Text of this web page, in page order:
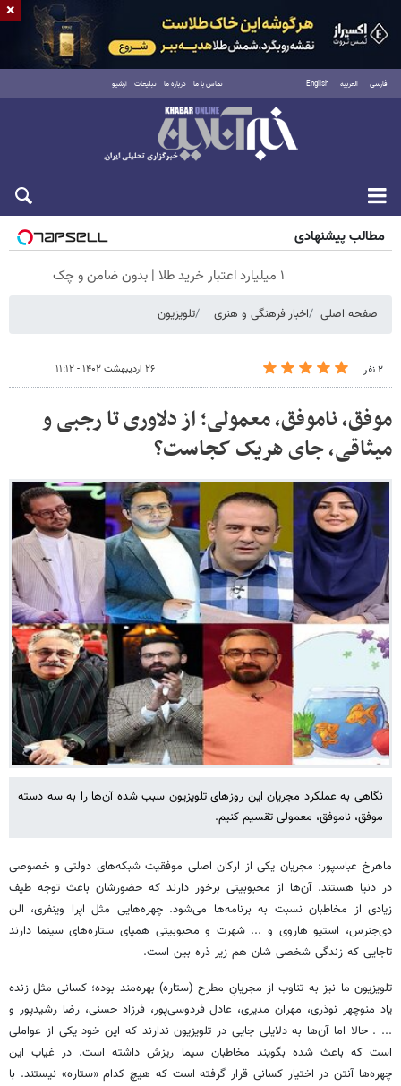
فارسی العربية English تماس با ما درباره ما تبلیغات آرشیو
جمعه ۱۶ مرداد ۱۴۰۵
مطالب پیشنهادی
۱ میلیارد اعتبار خرید طلا | بدون ضامن و چک
صفحه اصلی اخبار فرهنگی و هنری تلویزیون
۲ نفر ۲۶ اردیبهشت ۱۴۰۲ - ۱۱:۱۲
موفق، ناموفق، معمولی؛ از دلاوری تا رجبی و
میثاقی، جای هریک کجاست؟
نگاهی به عملکرد مجریان این روزهای تلویزیون سبب شده آن‌ها را به سه دسته
موفق، ناموفق، معمولی تقسیم کنیم.
ماهرخ عباسپور: مجریان یکی از ارکان اصلی موفقیت شبکه‌های دولتی و خصوصی
در دنیا هستند. آن‌ها از محبوبیتی برخور دارند که حضورشان باعث توجه طیف
زیادی از مخاطبان نسبت به برنامه‌ها می‌شود. چهره‌هایی مثل اپرا وینفری، الن
دی‌جنرس، استیو هاروی و ... شهرت و محبوبیتی همپای ستاره‌های سینما دارند
تاجایی که زندگی شخصی ‌شان هم زیر ذره بین است.
تلویزیون ما نیز به تناوب از مجریانِ مطرح (ستاره) بهره‌مند بوده؛ کسانی مثل زنده
یاد منوچهر نوذری، مهران مدیری، عادل فردوسی‌پور، فرزاد حسنی، رضا رشیدپور و
... . حالا اما آن‌ها به دلایلی جایی در تلویزیون ندارند که این خود یکی از عواملی
است که باعث شده بگویند مخاطبان سیما ریزش داشته است. در غیاب این
چهره‌ها آنتن در اختیار کسانی قرار گرفته است که هیچ کدام «ستاره» نیستند. با
×